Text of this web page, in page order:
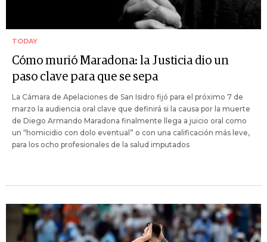
TODAY
Cómo murió Maradona: la Justicia dio un
paso clave para que se sepa
La Cámara de Apelaciones de San Isidro fijó para el próximo 7 de
marzo la audiencia oral clave que definirá si la causa por la muerte
de Diego Armando Maradona finalmente llega a juicio oral como
un “homicidio con dolo eventual” o con una calificación más leve,
para los ocho profesionales de la salud imputados